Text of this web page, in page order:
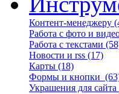
Контент-менеджеру
Работа с фото и
Работа с текстами
Новости и rss (17)
Карты (18)
Формы и кнопки
Украшения для сайта